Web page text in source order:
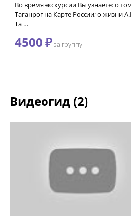
Во время экскурсии Вы узнаете: о
Таганрог на Карте России; о жизни
Та …
4500 ₽за группу
Видеогид (2)